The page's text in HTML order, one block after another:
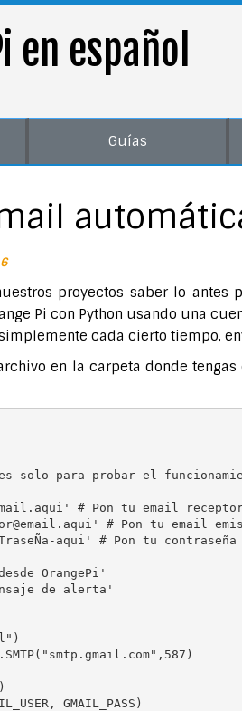
en español
Guías
proyectos saber lo antes
Pi con Python usando una
cada cierto tiempo,
en la carpeta donde
solo para probar el
# Pon tu email
# Pon tu email
aqui' # Pon tu contraseña
OrangePi'
de alerta'
GMAIL_PASS)